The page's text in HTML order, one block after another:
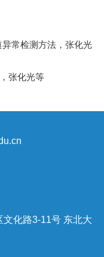
常检测方法，张化光
张化光等
化路3-11号 东北大